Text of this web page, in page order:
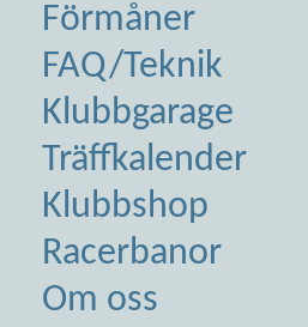
Förmåner
FAQ/Teknik
Klubbgarage
Träffkalender
Klubbshop
Racerbanor
Om oss